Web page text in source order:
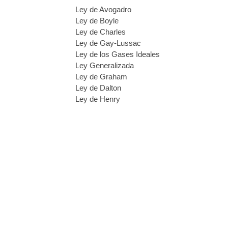
Ley de Avogadro
Ley de Boyle
Ley de Charles
Ley de Gay-Lussac
Ley de los Gases Ideales
Ley Generalizada
Ley de Graham
Ley de Dalton
Ley de Henry